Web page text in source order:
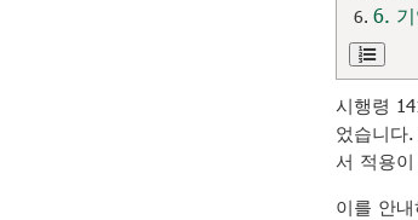
6.
시행령
었습니다
서 적용
이를 안